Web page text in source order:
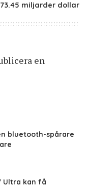
miljarder dollar
en
bluetooth-spårare
Ultra kan få